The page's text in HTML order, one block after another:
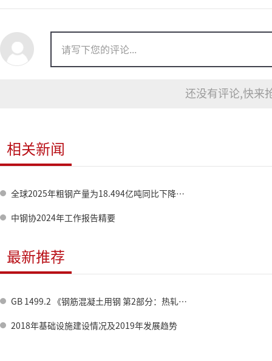
还没有评论,快来
相关新闻
全球2025年粗钢产量为18.494亿吨同比下降2.0%
中钢协2024年工作报告精要
最新推荐
GB 1499.2 《钢筋混凝土用钢 第2部分：热轧带肋钢筋》标准修订情况
2018年基础设施建设情况及2019年发展趋势